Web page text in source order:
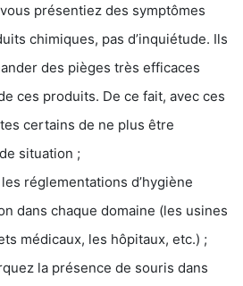
présentiez des symptômes
chimiques, pas d’inquiétude. Ils
des pièges très efficaces
ces produits. De ce fait, avec ces
certains de ne plus être
situation ;
réglementations d’hygiène
dans chaque domaine (les usines
médicaux, les hôpitaux, etc.) ;
la présence de souris dans